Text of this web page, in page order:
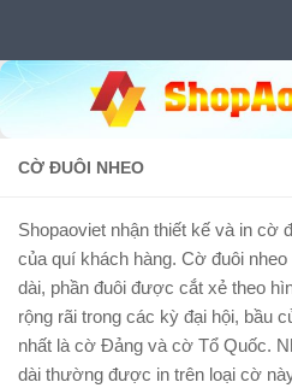
CỜ ĐUÔI NHEO
Shopaoviet nhận thiết kế và in cờ
của quí khách hàng. Cờ đuôi
dài, phần đuôi được cắt xẻ theo
rộng rãi trong các kỳ đại hội, bầu
nhất là cờ Đảng và cờ Tổ Quốc.
dài thường được in trên loại cờ